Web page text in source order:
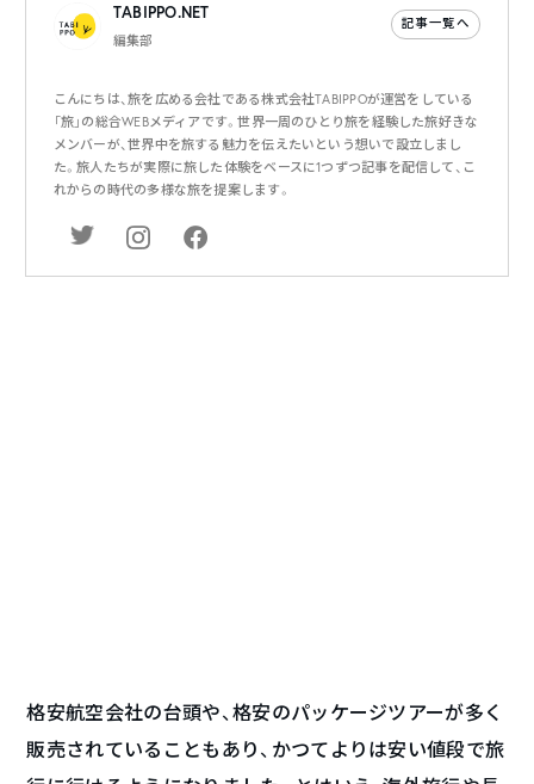
TABIPPO.NET
編集部
記事一覧へ
こんにちは、旅を広める会社である株式会社TABIPPOが運営をしている
「旅」の総合WEBメディアです。世界一周のひとり旅を経験した旅好きな
メンバーが、世界中を旅する魅力を伝えたいという想いで設立しまし
た。旅人たちが実際に旅した体験をベースに1つずつ記事を配信して、こ
れからの時代の多様な旅を提案します。
格安航空会社の台頭や、格安のパッケージツアーが多く
販売されていることもあり、かつてよりは安い値段で旅